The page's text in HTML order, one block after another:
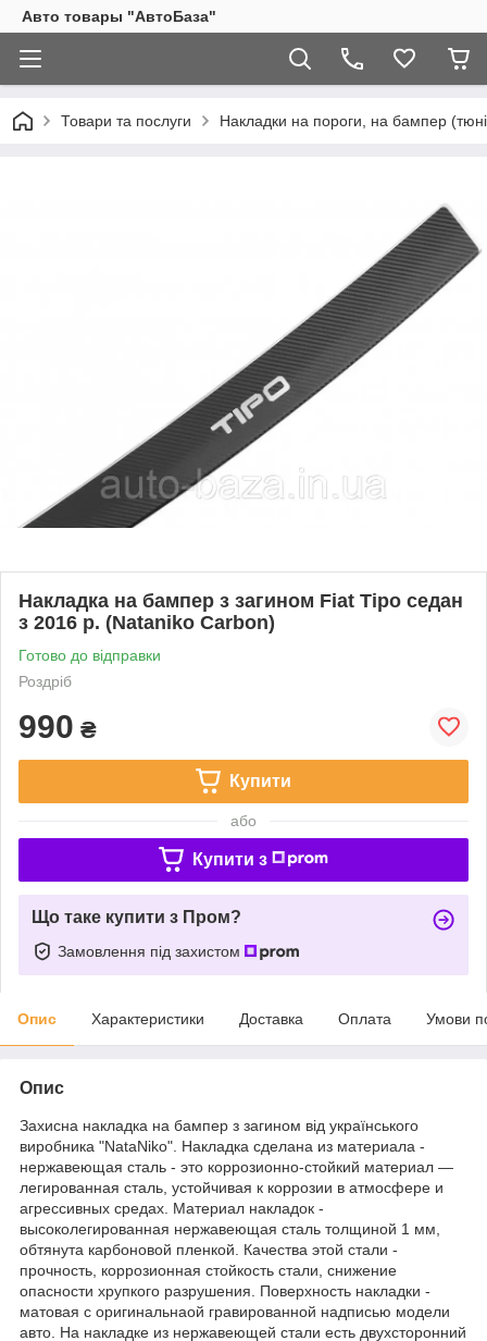
Авто товары "АвтоБаза"
Товари та послуги Накладки на пороги, на бампер
Накладка на бампер з загином Fiat Tipo седан
з 2016 р. (Nataniko Carbon)
Готово до відправки
Роздріб
990 ₴
Купити
або
Купити з
Що таке купити з Пром?
Замовлення під захистом
Опис Характеристики Доставка Оплата Умови
Опис
Захисна накладка на бампер з загином від українського
виробника "NataNiko". Накладка сделана из материала -
нержавеющая сталь - это коррозионно-стойкий материал —
легированная сталь, устойчивая к коррозии в атмосфере и
агрессивных средах. Материал накладок -
высоколегированная нержавеющая сталь толщиной 1 мм,
обтянута карбоновой пленкой. Качества этой стали -
прочность, коррозионная стойкость стали, снижение
опасности хрупкого разрушения. Поверхность накладки -
матовая с оригинальнaой гравированной надписью модели
авто. На накладке из нержавеющей стали есть двухсторонний